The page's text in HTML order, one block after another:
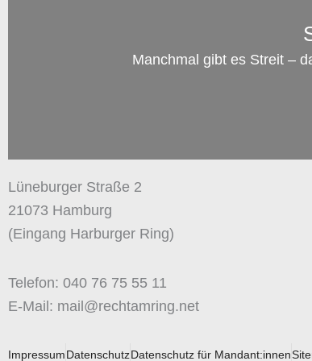
Manchmal gibt es Streit –
Lüneburger Straße 2
21073 Hamburg
(Eingang Harburger Ring)
Telefon: 040 76 75 55 11
E-Mail: mail@rechtamring.net
ImpressumDatenschutzDatenschutz für Mandant:innen